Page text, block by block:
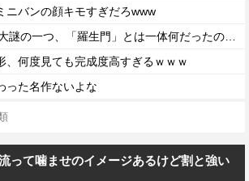
ニバンの顔キモすぎだろwww
、何度見ても完成度高すぎるｗｗｗ
った名作ないよな
って噛ませのイメージあるけど割と強い